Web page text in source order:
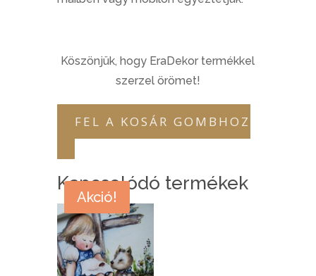
Köszönjük, hogy EraDekor termékkel
szerzel örömet!
FEL A KOSÁR GOMBHOZ
Kapcsolódó termékek
Akció!